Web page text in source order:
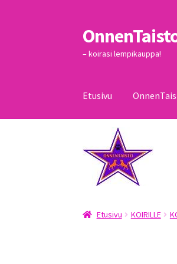
Siirry
navigointiin
Siirry
sisältöön
– koirasi lempikauppa!
Etusivu
Kassa
Etusivu KOIRILLE